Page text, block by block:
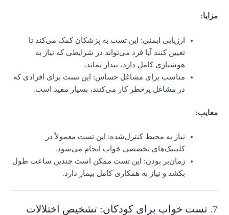
مزایا:
ارزیابی ایمنی: این تست به پزشکان کمک می‌کند تا
تعیین کنند آیا فرد می‌تواند در شرایطی که نیاز به
هوشیاری کامل دارد، بیدار بماند.
مناسب برای مشاغل حساس: این تست برای افرادی که
در مشاغل پرخطر کار می‌کنند، بسیار مفید است.
معایب:
نیاز به محیط کنترل‌شده: این تست معمولاً در
کلینیک‌های تخصصی خواب انجام می‌شود.
زمان‌بر بودن: این تست ممکن است چندین ساعت طول
بکشد و نیاز به همکاری کامل بیمار دارد.
7. تست خواب برای کودکان: تشخیص اختلالات